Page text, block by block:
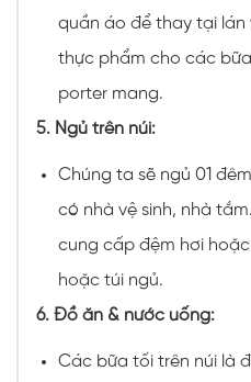
quần áo để thay tại lán
thực phẩm cho các
porter mang.
5. Ngủ trên núi:
Chúng ta sẽ ngủ 01
có nhà vệ sinh, nhà
cung cấp đệm hơi
hoặc túi ngủ.
6. Đồ ăn & nước uống:
Các bữa tối trên núi là